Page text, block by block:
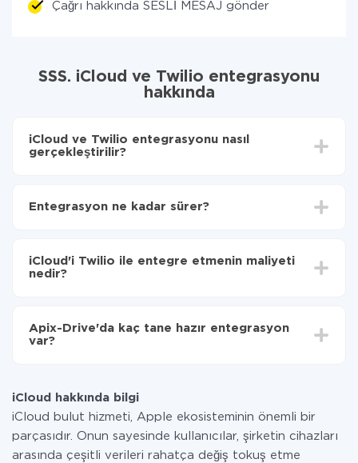
Çağrı hakkında SESLİ MESAJ gönder
SSS. iCloud ve Twilio entegrasyonu
hakkında
iCloud ve Twilio entegrasyonu nasıl
gerçekleştirilir?
seçin
aktarılacaktır.
Entegrasyon ne kadar sürer?
olarak, 10-15 dakika sürer.
iCloud'i Twilio ile entegre etmenin maliyeti
nedir?
Hizmetimiz aracılığıyla yalnızca bir sisteminizden
diğerine aktarılan veri miktarı için ödeme yaparsınız.
Apix-Drive'da kaç tane hazır entegrasyon
var?
iCloud hakkında bilgi
iCloud bulut hizmeti, Apple ekosisteminin önemli bir
parçasıdır. Onun sayesinde kullanıcılar, şirketin cihazları
arasında çeşitli verileri rahatça değiş tokuş etme